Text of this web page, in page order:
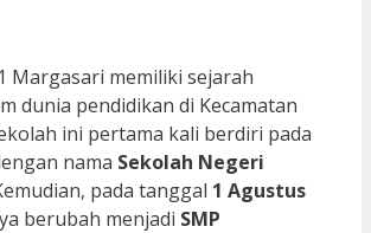
Margasari memiliki sejarah
dunia pendidikan di Kecamatan
ini pertama kali berdiri pada
nama Sekolah Negeri
pada tanggal 1 Agustus
berubah menjadi SMP